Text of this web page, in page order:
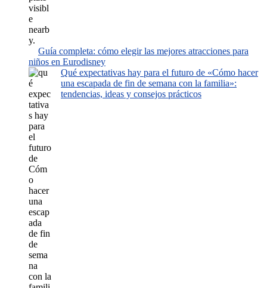
Guía completa: cómo elegir las mejores atracciones para
niños en Eurodisney
Qué expectativas hay para el futuro de «Cómo hacer
una escapada de fin de semana con la familia»:
tendencias, ideas y consejos prácticos